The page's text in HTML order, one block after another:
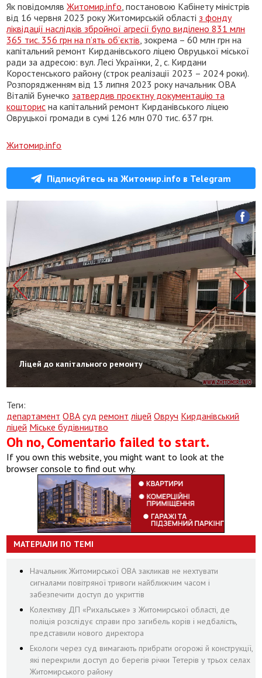
Як повідомлявЖитомир.info, постановою Кабінету міністрів
від 16 червня 2023 року Житомирській області з фонду
ліквідації наслідків збройної агресії було виділено 831 млн
365 тис. 356 грн на п’ять об’єктів, зокрема – 60 млн грн на
капітальний ремонт Кирданівського ліцею Овруцької міської
ради за адресою: вул. Лесі Українки, 2, с. Кирдани
Коростенського району (строк реалізації 2023 – 2024 роки).
Розпорядженням від 13 липня 2023 року начальник ОВА
Віталій Бунечко затвердив проєктну документацію та
кошторис на капітальний ремонт Кирданівського ліцею
Овруцької громади в сумі 126 млн 070 тис. 637 грн.
Житомир.info
Підписуйтесь на Житомир.info в Telegram
Ліцей до капітального ремонту
Теги:
департамент ОВА суд ремонт ліцей Овруч Кирданівський
ліцей Міське будівництво
Oh no, Comentario failed to start.
If you own this website, you might want to look at the
browser console to find out why.
МАТЕРІАЛИ ПО ТЕМІ
Начальник Житомирської ОВА закликав не нехтувати
сигналами повітряної тривоги найближчим часом і
забезпечити доступ до укриттів
Колективу ДП «Рихальське» з Житомирської області, де
поліція розслідує справи про загибель корів і недбалість,
представили нового директора
Екологи через суд вимагають прибрати огорожі й конструкції,
які перекрили доступ до берегів річки Тетерів у трьох селах
Житомирського району